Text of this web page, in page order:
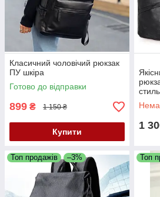
Класичний чоловічий рюкзак
ПУ шкіра
Готово до відправки
899 ₴ 1 150 ₴
Купити
1
Топ продажів –3% Топ